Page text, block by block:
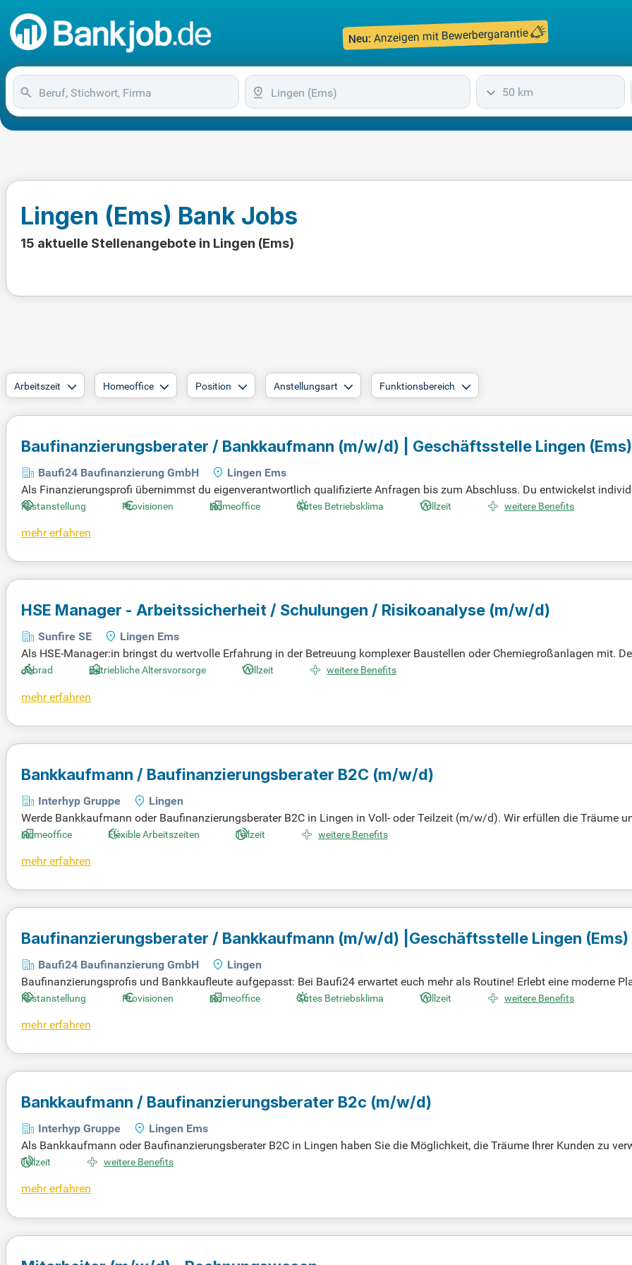
Neu: Anzeigen mit Bewerbergarantie
50 km
Lingen (Ems) Bank Jobs
15 aktuelle Stellenangebote in Lingen (Ems)
Arbeitszeit Homeoffice Position Anstellungsart Funktionsbereich
Baufinanzierungsberater / Bankkaufmann (m/w/d) | Geschäftsstelle Lingen (Ems)
Baufi24 Baufinanzierung GmbH
Lingen Ems
Als Finanzierungsprofi übernimmst du eigenverantwortlich qualifizierte Anfragen bis zum Abschluss. Du entwickelst
ngen, unterstützt von über 500 Bankpartnern. Mit digitalen Tools wie Fin und Link behältst du den Überblick über deine
h denken und erfolgreich abschließen möchten. Wenn du dich mit digitalen Systemen wie eHyp auskennst oder bereit bist,
Festanstellung Provisionen Homeoffice Gutes Betriebsklima Vollzeit weitere Benefits
mehr erfahren
HSE Manager - Arbeitssicherheit / Schulungen / Risikoanalyse (m/w/d)
Sunfire SE
Lingen Ems
Als HSE-Manager:in bringst du wertvolle Erfahrung in der Betreuung komplexer Baustellen oder Chemiegroßanlagen mit.
eitssicherheit und dein Durchsetzungsvermögen fördern effiziente Abläufe im Sinne der Vision Zero. Du arbeitest
eam. Unsere Unternehmenskultur bietet dir abwechslungsreiche Herausforderungen und Weiterbildungsmöglichkeiten in
Jobrad Betriebliche Altersvorsorge Vollzeit weitere Benefits
mehr erfahren
Bankkaufmann / Baufinanzierungsberater B2C (m/w/d)
Interhyp Gruppe
Lingen
Werde Bankkaufmann oder Baufinanzierungsberater B2C in Lingen in Voll- oder Teilzeit (m/w/d). Wir erfüllen die Träume
igenen Zuhause und schaffen ein motivierendes berufliches Umfeld für unsere Mitarbeitenden. Als größter Vermittler
uns selbst, bildet die Grundlage unseres Erfolgs. Ehrlichkeit, Fairness und Loyalität sind dabei unsere zentralen Werte, die
Homeoffice Flexible Arbeitszeiten Teilzeit weitere Benefits
mehr erfahren
Baufinanzierungsberater / Bankkaufmann (m/w/d) |Geschäftsstelle Lingen (Ems)
Baufi24 Baufinanzierung GmbH
Lingen
Baufinanzierungsprofis und Bankkaufleute aufgepasst: Bei Baufi24 erwartet euch mehr als Routine! Erlebt eine moderne
kpartnern und qualifizierten Anfragen. Wählt zwischen Festanstellung oder Selbstständigkeit nach § 84 HGB. Baufi24
uch das perfekte Setup für euren Erfolg. Als Teil der Bilthouse Gruppe verbinden wir digitale Stärke mit persönlicher
Festanstellung Provisionen Homeoffice Gutes Betriebsklima Vollzeit weitere Benefits
mehr erfahren
Bankkaufmann / Baufinanzierungsberater B2c (m/w/d)
Interhyp Gruppe
Lingen Ems
Als Bankkaufmann oder Baufinanzierungsberater B2C in Lingen haben Sie die Möglichkeit, die Träume Ihrer Kunden zu
eilzeit bieten wir Ihnen ein Arbeitsumfeld, das auch Ihre beruflichen Träume unterstützt. Unsere Leidenschaft für
Bewerben Sie sich jetzt, um mehr über Ihre Möglichkeiten bei uns zu erfahren. Gestalten Sie mit uns gemeinsam die
Teilzeit weitere Benefits
mehr erfahren